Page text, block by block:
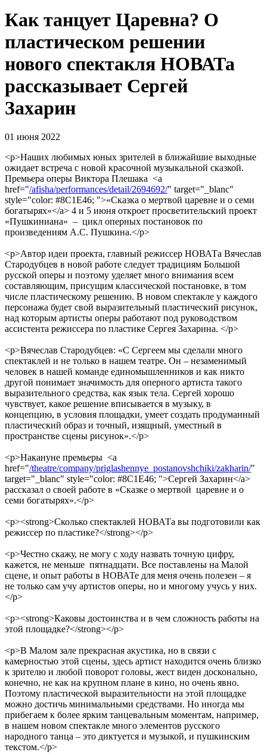
Как танцует Царевна? О
пластическом решении
нового спектакля НОВАТа
рассказывает Сергей
Захарин
01 июня 2022
<p>Наших любимых юных зрителей в ближайшие выходные
ожидает встреча с новой красочной музыкальной сказкой.
Премьера оперы Виктора Плешака <a
href="/afisha/performances/detail/2694692/" target="_blanc"
style="color: #8C1E46; ">«Сказка о мертвой царевне и о семи
богатырях»</a> 4 и 5 июня откроет просветительский проект
«Пушкиниана» – цикл оперных постановок по
произведениям А.С. Пушкина.</p>
<p>Автор идеи проекта, главный режиссер НОВАТа Вячеслав
Стародубцев в новой работе следует традициям Большой
русской оперы и поэтому уделяет много внимания всем
составляющим, присущим классической постановке, в том
числе пластическому решению. В новом спектакле у каждого
персонажа будет свой выразительный пластический рисунок,
над которым артисты оперы работают под руководством
ассистента режиссера по пластике Сергея Захарина. </p>
<p>Вячеслав Стародубцев: «С Сергеем мы сделали много
спектаклей и не только в нашем театре. Он – незаменимый
человек в нашей команде единомышленников и как никто
другой понимает значимость для оперного артиста такого
выразительного средства, как язык тела. Сергей хорошо
чувствует, какое решение вписывается в музыку, в
концепцию, в условия площадки, умеет создать продуманный
пластический образ и точный, изящный, уместный в
пространстве сцены рисунок».</p>
<p>Накануне премьеры <a
href="/theatre/company/priglashennye_postanovshchiki/zakharin/"
target="_blanc" style="color: #8C1E46; ">Сергей Захарин</a>
рассказал о своей работе в «Сказке о мертвой царевне и о
семи богатырях».</p>
<p><strong>Сколько спектаклей НОВАТа вы подготовили как
режиссер по пластике?</strong></p>
<p>Честно скажу, не могу с ходу назвать точную цифру,
кажется, не меньше пятнадцати. Все поставлены на Малой
сцене, и опыт работы в НОВАТе для меня очень полезен – я
не только сам учу артистов оперы, но и многому учусь у них.
</p>
<p><strong>Каковы достоинства и в чем сложность работы на
этой площадке?</strong></p>
<p>В Малом зале прекрасная акустика, но в связи с
камерностью этой сцены, здесь артист находится очень близко
к зрителю и любой поворот головы, жест виден досконально,
конечно, не как на крупном плане в кино, но очень явно.
Поэтому пластической выразительности на этой площадке
можно достичь минимальными средствами. Но иногда мы
прибегаем к более ярким танцевальным моментам, например,
в нашем новом спектакле много элементов русского
народного танца – это диктуется и музыкой, и пушкинским
текстом.</p>